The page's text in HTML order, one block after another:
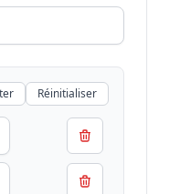
Réinitialiser